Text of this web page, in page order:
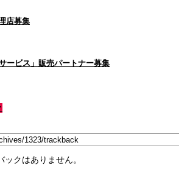
店募集
ービス」販売パートナー募集
クはありません。